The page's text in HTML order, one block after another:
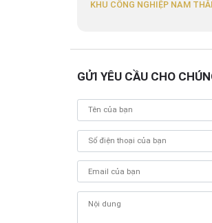
KHU CÔNG NGHIỆP NAM
GỬI YÊU CẦU CHO